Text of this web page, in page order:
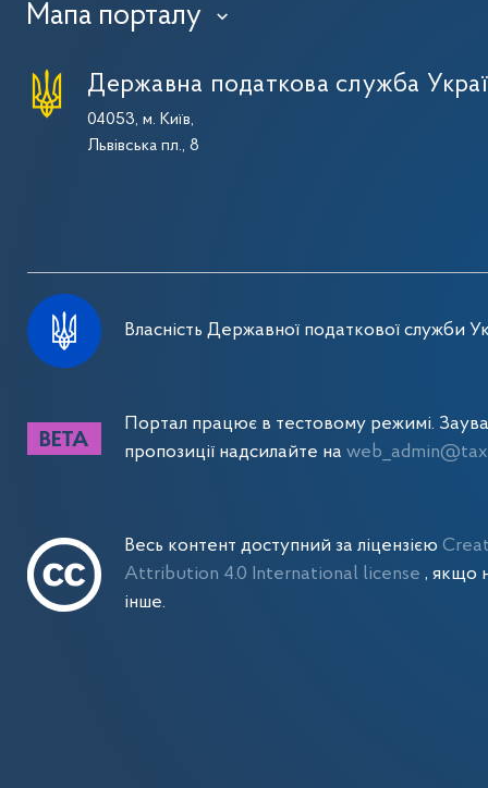
Мапа порталу ›
Державна податкова служба
04053, м. Київ,
Львівська пл., 8
Власність Державної податкової служби
Портал працює в тестовому режимі.
пропозиції надсилайте на
Весь контент доступний за ліцензією
Attribution 4.0 International license, якщо
інше.